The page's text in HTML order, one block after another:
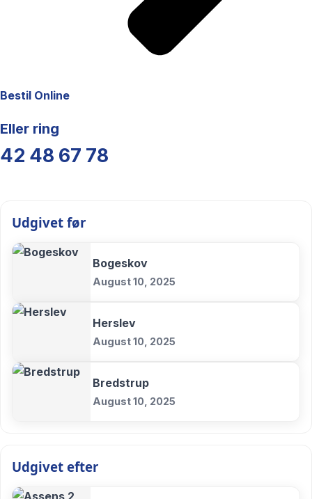
Bestil Online
Eller ring
42 48 67 78
Udgivet før
Bogeskov
August 10, 2025
Herslev
August 10, 2025
Bredstrup
August 10, 2025
Udgivet efter